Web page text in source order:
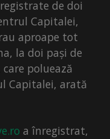
de doi
Capitalei,
aproape tot
la doi pași de
poluează
Capitalei, arată
a înregistrat,